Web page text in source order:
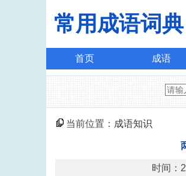
常用成语词典
首页 成语
当前位置： 成语知识
时间：